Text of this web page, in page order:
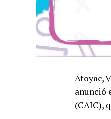
Atoyac,
anunció
(CAIC),